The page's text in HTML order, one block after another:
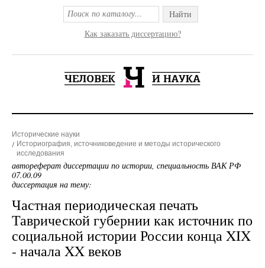
Найти
Как заказать диссертацию?
Исторические науки
Историография, источниковедение и методы исторического
исследования
автореферат диссертации по истории, специальность ВАК РФ
07.00.09
диссертация на тему:
Частная периодическая печать
Таврической губернии как источник по
социальной истории России конца XIX
- начала XX веков